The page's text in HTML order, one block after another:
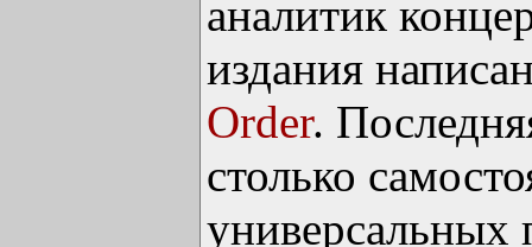
аналитик
издания
Order.
столько
универсальных